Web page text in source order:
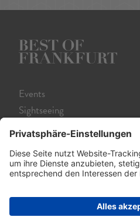
Events
Sightseeing
Museum
Theater
Film
Startseite